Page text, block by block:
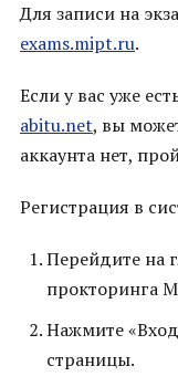
Для записи на
exams.mipt.ru.
Если у вас уже
abitu.net, вы
аккаунта нет,
Регистрация в
Перейдите на
прокторинга
Нажмите
страницы.